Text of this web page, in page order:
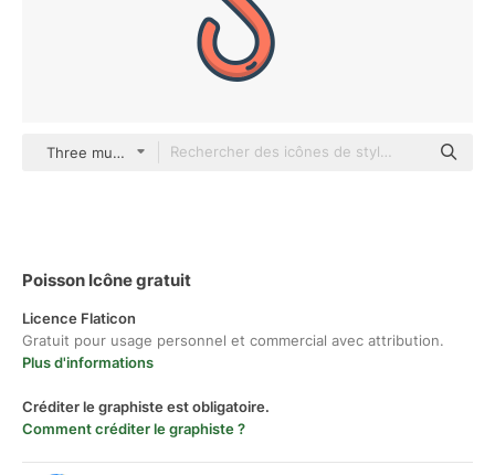
Three musketeers color lineal-color
Poisson Icône gratuit
Licence Flaticon
Gratuit pour usage personnel et commercial avec attribution.
Plus d'informations
Créditer le graphiste est obligatoire.
Comment créditer le graphiste ?